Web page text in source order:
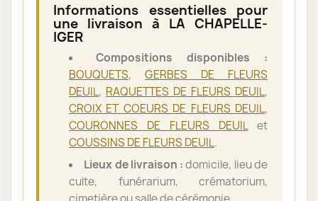
Informations essentielles pour
une livraison à LA CHAPELLE-
IGER
Compositions disponibles :
BOUQUETS, GERBES DE FLEURS
DEUIL, RAQUETTES DE FLEURS DEUIL,
CROIX ET COEURS DE FLEURS DEUIL,
COURONNES DE FLEURS DEUILet
COUSSINS DE FLEURS DEUIL.
Lieux de livraison :domicile, lieu de
culte, funérarium, crématorium,